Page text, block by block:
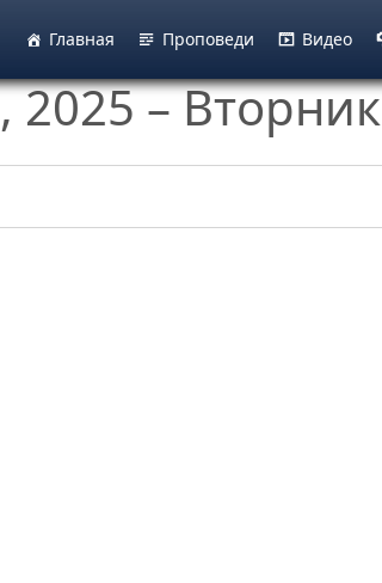
Главная Проповеди Видео
– Вторник